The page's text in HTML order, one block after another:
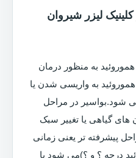
لیزر شیروان
به منظور درمان
به واریسی شدن یا
شود.بواسیر در مراحل
های گیاهی یا تغییر سبک
پیشرفته تر یعنی زمانی
درجه ؟ و ؟)می شود با